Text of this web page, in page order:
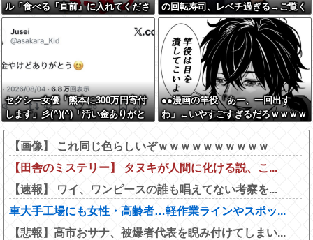
ル「食べる『直前』に入れてくださ
い！！」
の回転寿司、レベチ過ぎる→ご覧く
ださいw w w w w w w
セクシー女優「熊本に300万円寄付
します」彡(^)(^)「汚い金ありがと
うやで」→
●●漫画の竿役「あー、一回出す
わ」←いやすごすぎるだろｗｗｗｗ
ｗｗ
【画像】 これ同じ色らしいぞｗｗｗｗｗｗｗｗｗｗ
【田舎のミステリー】 タヌキが人間に化ける説、こ...
【速報】 ワイ、ワンピースの誰も唱えてない考察を...
車大手工場にも女性・高齢者…軽作業ラインやスポッ...
【悲報】高市おサナ、被爆者代表を睨み付けてしまい...